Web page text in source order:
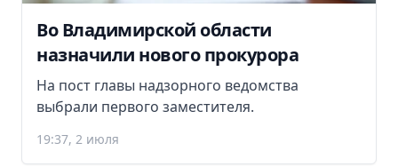
Во Владимирской области
назначили нового прокурора
На пост главы надзорного ведомства
выбрали первого заместителя.
19:37, 2 июля